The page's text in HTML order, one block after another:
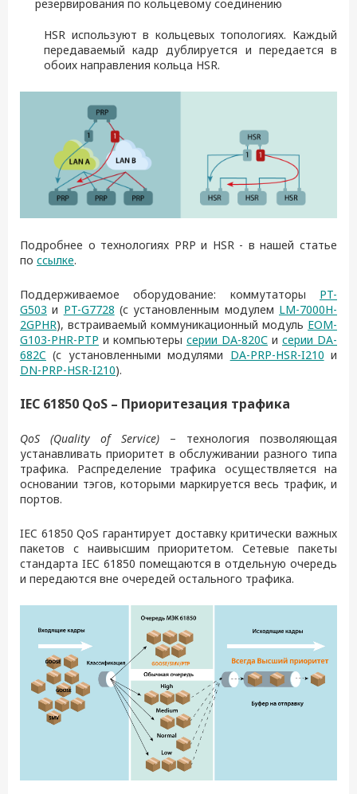
резервирования по кольцевому соединению
HSR используют в кольцевых топологиях. Каждый
передаваемый кадр дублируется и передается в
обоих направления кольца HSR.
Подробнее о технологиях PRP и HSR - в нашей статье
по ссылке.
Поддерживаемое оборудование: коммутаторы PT-
G503 и PT-G7728 (с установленным модулем LM-7000H-
2GPHR), встраиваемый коммуникационный модуль EOM-
G103-PHR-PTP и компьютеры серии DA-820С и серии DA-
682C (с установленными модулями DA-PRP-HSR-I210 и
DN-PRP-HSR-I210).
IEC 61850 QoS – Приоритезация трафика
QoS (Quality of Service)– технология позволяющая
устанавливать приоритет в обслуживании разного типа
трафика. Распределение трафика осуществляется на
основании тэгов, которыми маркируется весь трафик, и
портов.
IEC 61850 QoS гарантирует доставку критически важных
пакетов с наивысшим приоритетом. Сетевые пакеты
стандарта IEC 61850 помещаются в отдельную очередь
и передаются вне очередей остального трафика.